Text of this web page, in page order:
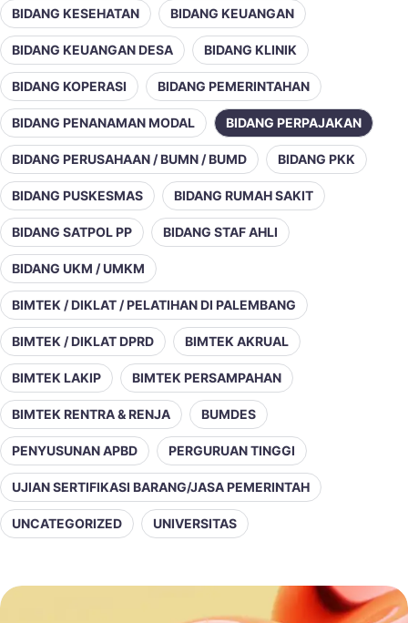
BIDANG KESEHATAN BIDANG KEUANGAN
BIDANG KEUANGAN DESA BIDANG KLINIK
BIDANG KOPERASI BIDANG PEMERINTAHAN
BIDANG PENANAMAN MODAL BIDANG PERPAJAKAN
BIDANG PERUSAHAAN / BUMN / BUMD BIDANG PKK
BIDANG PUSKESMAS BIDANG RUMAH SAKIT
BIDANG SATPOL PP BIDANG STAF AHLI
BIDANG UKM / UMKM
BIMTEK / DIKLAT / PELATIHAN DI PALEMBANG
BIMTEK / DIKLAT DPRD BIMTEK AKRUAL
BIMTEK LAKIP BIMTEK PERSAMPAHAN
BIMTEK RENTRA & RENJA BUMDES
PENYUSUNAN APBD PERGURUAN TINGGI
UJIAN SERTIFIKASI BARANG/JASA PEMERINTAH
UNCATEGORIZED UNIVERSITAS